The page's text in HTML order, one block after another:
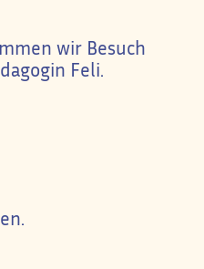
wir Besuch
Feli.